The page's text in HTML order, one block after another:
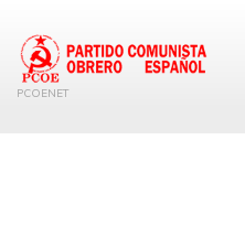
PCOENET